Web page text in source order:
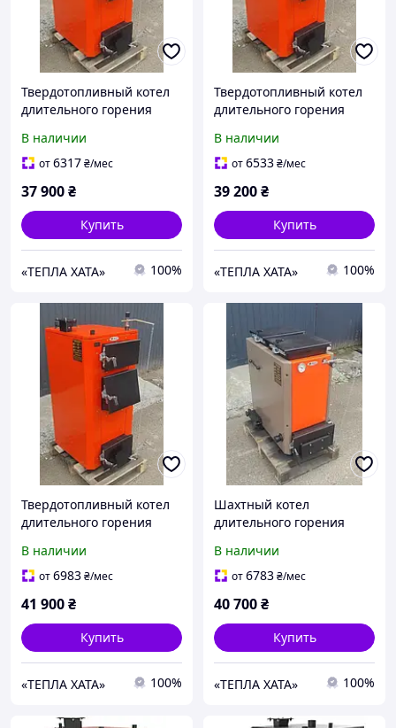
Твердотопливный котел
длительного горения
кВт
В наличии
от6317₴/мес
37 900₴
Купить
«ТЕПЛА ХАТА» 100%
Твердотопливный котел
длительного горения
кВт
В наличии
от6533₴/мес
39 200₴
Купить
«ТЕПЛА ХАТА» 100%
Твердотопливный котел
длительного горения
кВт
В наличии
от6983₴/мес
41 900₴
Купить
«ТЕПЛА ХАТА» 100%
Шахтный котел
длительного горения
Трио) 8 кВт
В наличии
от6783₴/мес
40 700₴
Купить
«ТЕПЛА ХАТА» 100%